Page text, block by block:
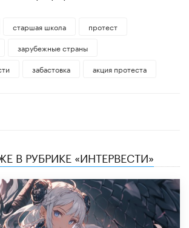
старшая школа
протест
зарубежные страны
забастовка акция протеста
В РУБРИКЕ «ИНТЕРВЕСТИ»